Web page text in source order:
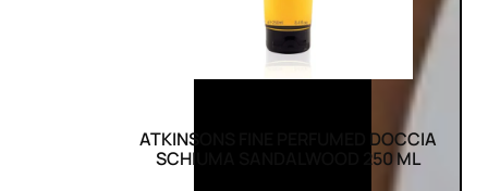
ATKINSONS FINE PERFUMED DOCCIA
SCHIUMA SANDALWOOD 250 ML